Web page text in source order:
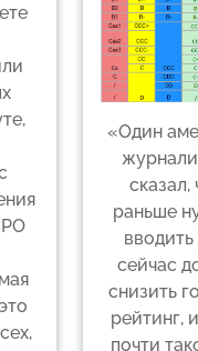
«Один
сказал,
раньше
вводить
сейчас
снизить
рейтинг,
почти